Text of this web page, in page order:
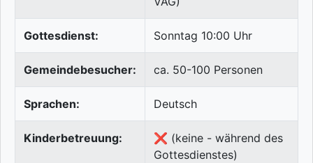
Gottesdienst: Sonntag 10:00 Uhr
Gemeindebesucher: ca. 50-100 Personen
Sprachen: Deutsch
Kinderbetreuung:
❌ (keine - während des
Gottesdienstes)